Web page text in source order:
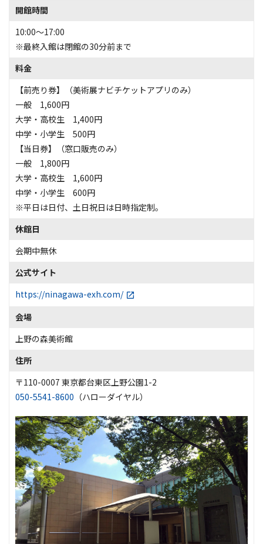
開館時間
10:00～17:00
※最終入館は閉館の30分前まで
料金
【前売り券】（美術展ナビチケットアプリのみ）
一般 1,600円
大学・高校生 1,400円
中学・小学生 500円
【当日券】（窓口販売のみ）
一般 1,800円
大学・高校生 1,600円
中学・小学生 600円
※平日は日付、土日祝日は日時指定制。
休館日
会期中無休
公式サイト
https://ninagawa-exh.com/
会場
上野の森美術館
住所
〒110-0007 東京都台東区上野公園1-2
050-5541-8600 （ハローダイヤル）